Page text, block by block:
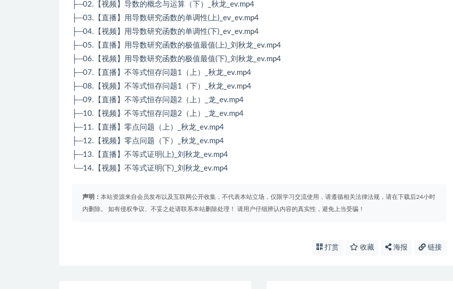
├─02.【视频】导数的概念与运算（下）_秋龙_ev.mp4
├─03.【直播】用导数研究函数的单调性(上)_ev_ev.mp4
├─04.【视频】用导数研究函数的单调性(下)_ev_ev.mp4
├─05.【直播】用导数研究函数的极值最值(上)_刘秋龙_ev.mp4
├─06.【视频】用导数研究函数的极值最值(下)_刘秋龙_ev.mp4
├─07.【直播】不等式恒存问题1（上）_秋龙_ev.mp4
├─08.【视频】不等式恒存问题1（下）_秋龙_ev.mp4
├─09.【直播】不等式恒存问题2（上）_龙_ev.mp4
├─10.【视频】不等式恒存问题2（上）_龙_ev.mp4
├─11.【直播】零点问题（上）_秋龙_ev.mp4
├─12.【视频】零点问题（下）_秋龙_ev.mp4
├─13.【直播】不等式证明(上)_刘秋龙_ev.mp4
└─14.【视频】不等式证明(下)_刘秋龙_ev.mp4
声明： 本站资源来自会员发布以及互联网公开收集，不代表本站立场，仅限学习交流使用，请遵循相关法律法规，请在下载后24小时
内删除。 如有侵权争议、不妥之处请联系本站删除处理！ 请用户仔细辨认内容的真实性，避免上当受骗！
打赏 收藏 海报 链接